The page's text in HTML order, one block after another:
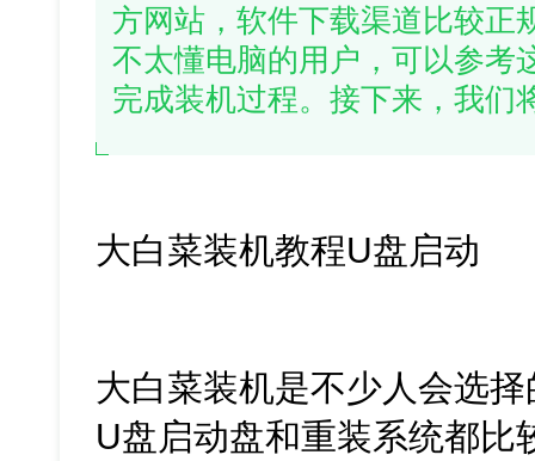
方网站，软件下载渠道比较正
不太懂电脑的用户，可以参考
完成装机过程。接下来，我们
大白菜装机教程U盘启动
大白菜装机是不少人会选
U盘启动盘和重装系统都比